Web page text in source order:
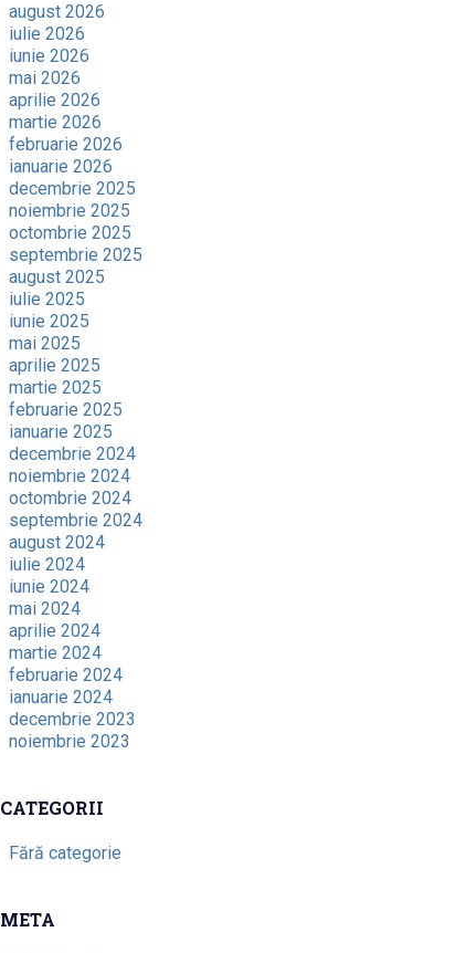
august 2026
iulie 2026
iunie 2026
mai 2026
aprilie 2026
martie 2026
februarie 2026
ianuarie 2026
decembrie 2025
noiembrie 2025
octombrie 2025
septembrie 2025
august 2025
iulie 2025
iunie 2025
mai 2025
aprilie 2025
martie 2025
februarie 2025
ianuarie 2025
decembrie 2024
noiembrie 2024
octombrie 2024
septembrie 2024
august 2024
iulie 2024
iunie 2024
mai 2024
aprilie 2024
martie 2024
februarie 2024
ianuarie 2024
decembrie 2023
noiembrie 2023
CATEGORII
Fără categorie
META